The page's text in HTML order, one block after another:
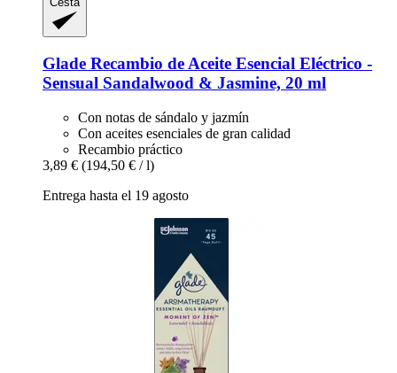
Glade Recambio de Aceite Esencial Eléctrico -​
Sensual Sandalwood & Jasmine, 20 ml
Con notas de sándalo y jazmín
Con aceites esenciales de gran calidad
Recambio práctico
3,89 € (194,50 € / l)
Entrega hasta el 19 agosto